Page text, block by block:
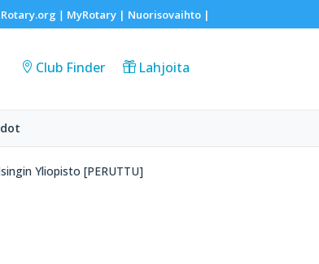
Rotary.org | MyRotary | Nuorisovaihto|
Club Finder Lahjoita
Yliopisto [PERUTTU]